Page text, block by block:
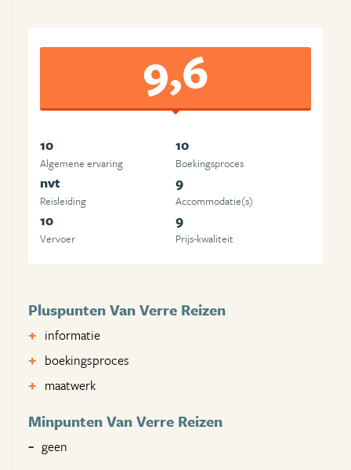
9,6
10
Algemene ervaring
10
Boekingsproces
nvt
Reisleiding
9
Accommodatie(s)
10
Vervoer
9
Prijs-kwaliteit
Pluspunten Van Verre Reizen
informatie
boekingsproces
maatwerk
Minpunten Van Verre Reizen
geen